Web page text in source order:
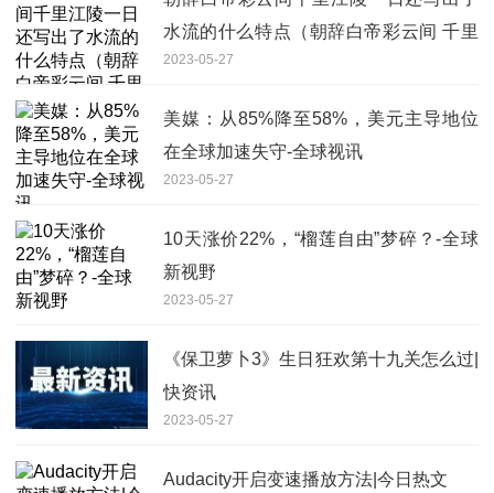
水流的什么特点（朝辞白帝彩云间 千里
江陵一日还）
2023-05-27
美媒：从85%降至58%，美元主导地位
在全球加速失守-全球视讯
2023-05-27
10天涨价22%，“榴莲自由”梦碎？-全球
新视野
2023-05-27
《保卫萝卜3》生日狂欢第十九关怎么过|
快资讯
2023-05-27
Audacity开启变速播放方法|今日热文